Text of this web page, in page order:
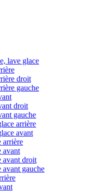
lave glace
droit
gauche
droit
gauche
arrière
avant
arrière
avant
avant droit
avant gauche